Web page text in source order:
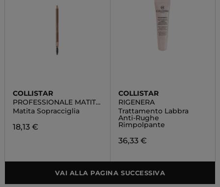
COLLISTAR
PROFESSIONALE MATITA
SOPRACCIGLIA
Matita Sopracciglia
18,13 €
COLLISTAR
RIGENERA
Trattamento Labbra
Anti-Rughe
Rimpolpante
36,33 €
VAI ALLA PAGINA SUCCESSIVA